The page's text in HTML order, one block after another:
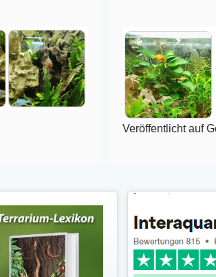
Veröffentlicht auf Google